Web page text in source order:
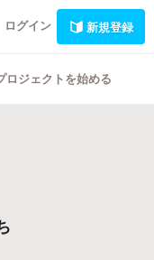
ログイン 新規登録
ロジェクトを始める